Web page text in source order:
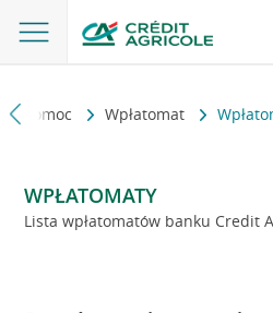
i pomoc Wpłatomat
WPŁATOMATY
Lista wpłatomatów banku Credit